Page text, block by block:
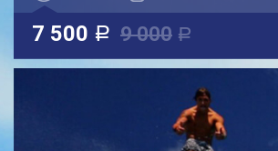
7 500 a 9 000 a